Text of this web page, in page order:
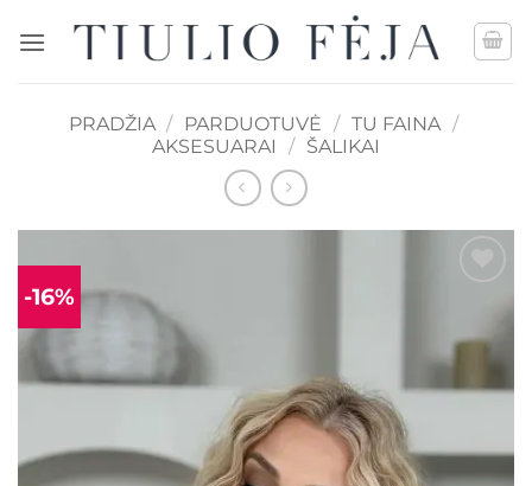
PRADŽIA / PARDUOTUVĖ / TU FAINA /
AKSESUARAI
/ ŠALIKAI
-16%